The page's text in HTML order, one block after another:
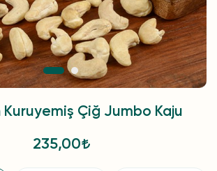
Çiğ Jumbo Kaju
235,00